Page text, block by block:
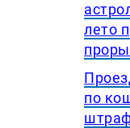
лето
по